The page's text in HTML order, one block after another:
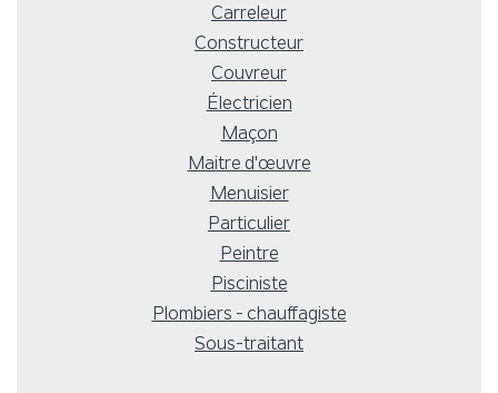
Carreleur
Constructeur
Couvreur
Électricien
Maçon
Maitre d'œuvre
Menuisier
Particulier
Peintre
Pisciniste
Plombiers - chauffagiste
Sous-traitant